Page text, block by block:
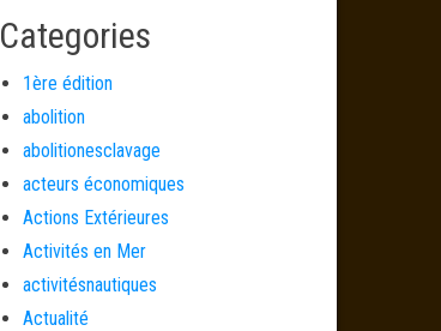
Categories
1ère édition
abolition
abolitionesclavage
acteurs économiques
Actions Extérieures
Activités en Mer
activitésnautiques
Actualité